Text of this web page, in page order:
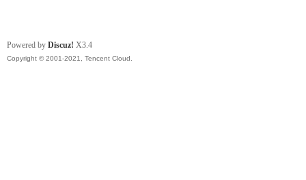
Powered by Discuz! X3.4
Copyright © 2001-2021, Tencent Cloud.